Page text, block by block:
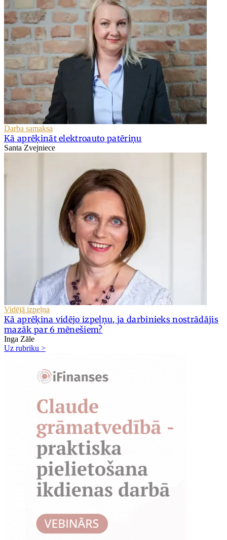
Darba samaksa
Kā aprēķināt elektroauto patēriņu
Santa Zvejniece
Vidējā izpeļņa
Kā aprēķina vidējo izpeļņu, ja darbinieks nostrādājis
mazāk par 6 mēnešiem?
Inga Zāle
Uz rubriku >